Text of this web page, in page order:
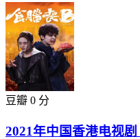
豆瓣 0 分
2021年中国香港电视